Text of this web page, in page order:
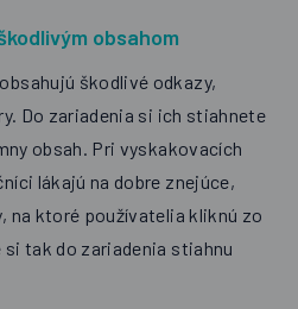
obsahom
škodlivé odkazy,
Do zariadenia si ich stiahnete
obsah. Pri vyskakovacích
lákajú na dobre znejúce,
na ktoré používatelia kliknú zo
tak do zariadenia stiahnu